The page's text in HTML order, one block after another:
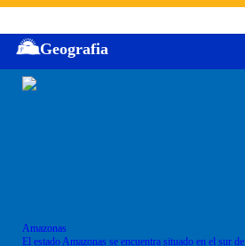
Geografia
Amazonas
El estado Amazonas se encuentra situado en el sur de